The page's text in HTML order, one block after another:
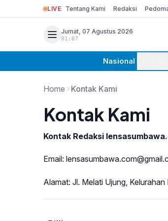
LIVE Tentang Kami Redaksi
Jumat, 07 Agustus 2026
01:07
Nasional
Home Kontak Kami
Kontak Kami
Kontak Redaksi
Email:
Alamat: Jl. Melati Ujung,